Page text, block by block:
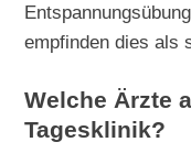
empfinden dies als
Welche Ärzte
Tagesklinik?